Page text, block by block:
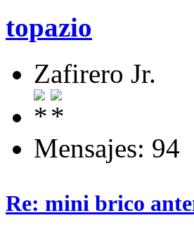
topazio
Zafirero Jr.
Mensajes: 94
Re: mini brico